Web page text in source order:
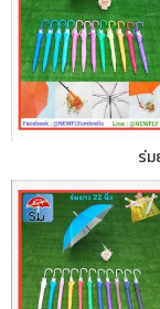
ร่ม